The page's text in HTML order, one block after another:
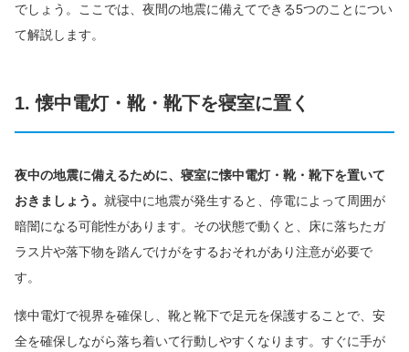
でしょう。ここでは、夜間の地震に備えてできる5つのことについ
て解説します。
1. 懐中電灯・靴・靴下を寝室に置く
夜中の地震に備えるために、寝室に懐中電灯・靴・靴下を置いて
おきましょう。 就寝中に地震が発生すると、停電によって周囲が
暗闇になる可能性があります。その状態で動くと、床に落ちたガ
ラス片や落下物を踏んでけがをするおそれがあり注意が必要で
す。
懐中電灯で視界を確保し、靴と靴下で足元を保護することで、安
全を確保しながら落ち着いて行動しやすくなります。すぐに手が